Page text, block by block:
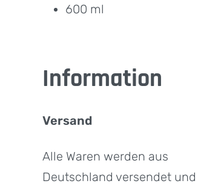
600 ml
Information
Versand
Alle Waren werden aus
Deutschland versendet und